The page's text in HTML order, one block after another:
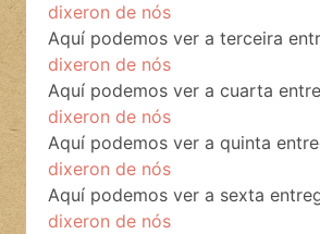
dixeron de nós
Aquí podemos ver a terceira
dixeron de nós
Aquí podemos ver a cuarta
dixeron de nós
Aquí podemos ver a quinta
dixeron de nós
Aquí podemos ver a sexta
dixeron de nós